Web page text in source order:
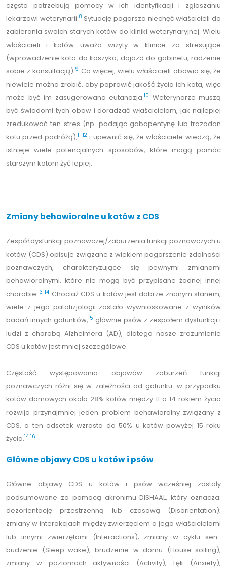
często potrzebują pomocy w ich identyfikacji i zgłaszaniu
lekarzowi weterynarii.8 Sytuację pogarsza niechęć właścicieli do
zabierania swoich starych kotów do kliniki weterynaryjnej. Wielu
właścicieli i kotów uważa wizyty w klinice za stresujące
(wprowadzenie kota do koszyka, dojazd do gabinetu, radzenie
sobie z konsultacją).9 Co więcej, wielu właścicieli obawia się, że
niewiele można zrobić, aby poprawić jakość życia ich kota, więc
może być im zasugerowana eutanazja.10
Weterynarze muszą
być świadomi tych obaw i doradzać właścicielom, jak najlepiej
zredukować ten stres (np. podając gabapentynę lub trazodon
kotu przed podróżą),11 12i upewnić się, że właściciele wiedzą, że
istnieje wiele potencjalnych sposobów, które mogą pomóc
starszym kotom żyć lepiej.
Zmiany behawioralne u kotów z CDS
Zespół dysfunkcji poznawczej/zaburzenia funkcji poznawczych u
kotów (CDS) opisuje związane z wiekiem pogorszenie zdolności
poznawczych, charakteryzujące się pewnymi zmianami
behawioralnymi, które nie mogą być przypisane żadnej innej
chorobie.13 14 Chociaż CDS u kotów jest dobrze znanym stanem,
wiele z jego patofizjologii zostało wywnioskowane z wyników
badań innych gatunków,15 głównie psów z zespołem dysfunkcji i
ludzi z chorobą Alzheimera (AD), dlatego nasze zrozumienie
CDS u kotów jest mniej szczegółowe.
Częstość występowania objawów zaburzeń funkcji
poznawczych różni się w zależności od gatunku: w przypadku
kotów domowych około 28% kotów między 11 a 14 rokiem życia
rozwija przynajmniej jeden problem behawioralny związany z
CDS, a ten odsetek wzrasta do 50% u kotów powyżej 15 roku
życia.14 16
Główne objawy CDS u kotów i psów
Główne objawy CDS u kotów i psów wcześniej zostały
podsumowane za pomocą akronimu DISHAAL, który oznacza:
dezorientację przestrzenną lub czasową (Disorientation);
zmiany w interakcjach między zwierzęciem a jego właścicielami
lub innymi zwierzętami (Interactions); zmiany w cyklu sen-
budzenie (Sleep-wake); brudzenie w domu (House-soiling);
zmiany w poziomach aktywności (Activity); Lęk (Anxiety);